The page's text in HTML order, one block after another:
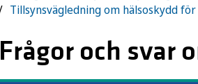
Frågor och svar